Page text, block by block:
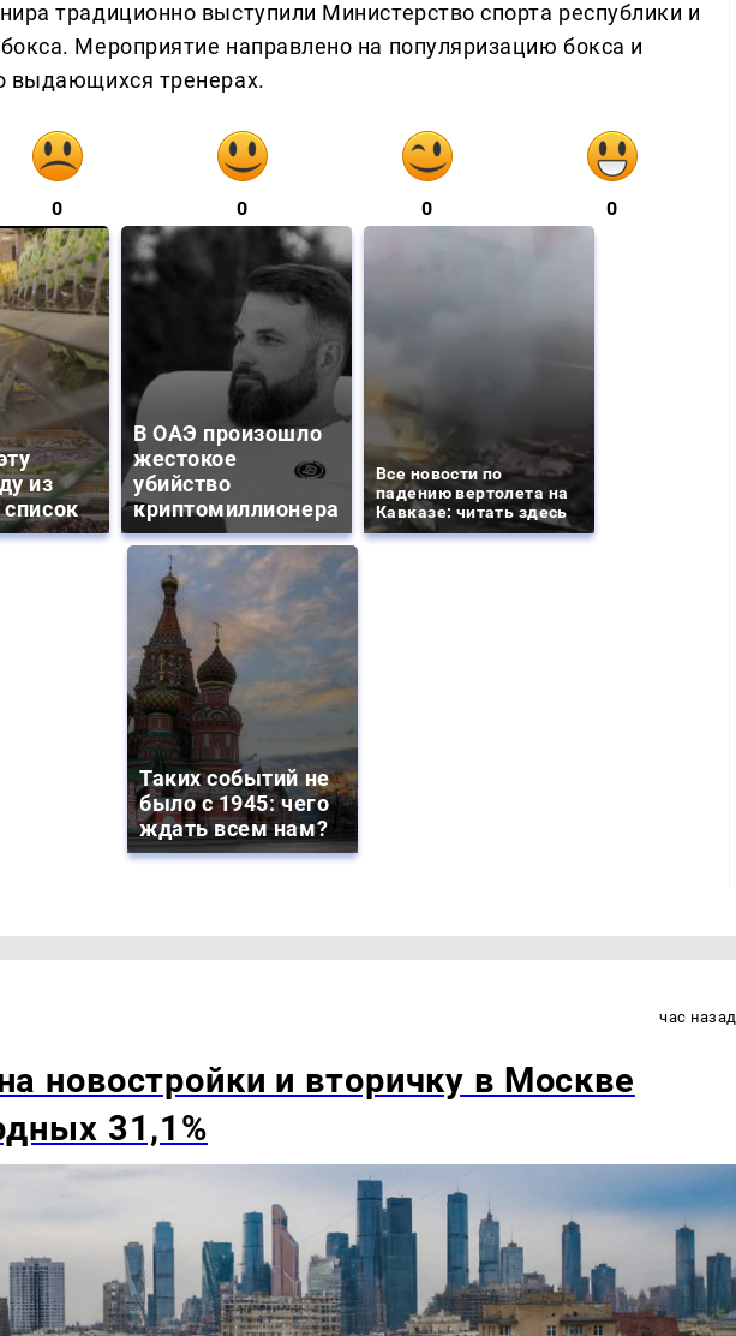
традиционно выступили Министерство спорта республики и
Мероприятие направлено на популяризацию бокса и
выдающихся тренерах.
0 0 0 0
из
В ОАЭ произошло
жестокое
убийство
криптомиллионера
Все новости по
падению вертолета на
Кавказе: читать здесь
Таких событий не
было с 1945: чего
ждать всем нам?
час назад
новостройки и вторичку в Москве
31,1%